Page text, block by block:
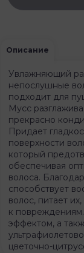
Описание
Увлажняющий
непослушные
подходит для
Мусс
прекрасно
Придает
поверхности
который
обеспечивая
волоса.
способствует
волос, питает
к
эффектом, а
цветочно-